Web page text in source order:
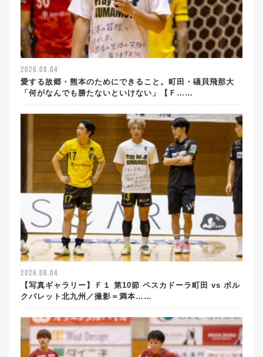
2026.08.04
愛する故郷・熊本のためにできること。町田・礒貝飛那大
「何がなんでも勝たないといけない」【Ｆ……
2026.08.04
【写真ギャラリー】Ｆ１ 第10節 ペスカドーラ町田 vs ボル
クバレット北九州／撮影＝満本……